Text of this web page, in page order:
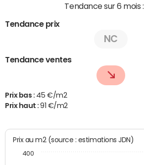
Tendance sur 6 mois :
Tendance prix
NC
Tendance ventes
Prix bas : 45 €/m2
Prix haut :91 €/m2
Prix au m2 (source : estimations JDN)
400